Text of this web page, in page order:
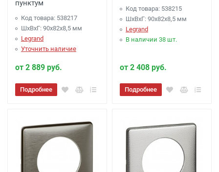
пунктум
Код товара: 538217
ШхВхГ: 90x82x8,5 мм
Legrand
Уточнить наличие
от 2 889 руб.
Подробнее
Код товара: 538215
ШхВхГ: 90x82x8,5 мм
Legrand
В наличии 38 шт.
от 2 408 руб.
Подробнее